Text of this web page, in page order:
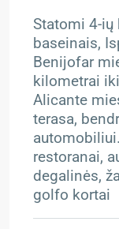
Statomi 4-ių
baseinais,
Benijofar
kilometrai
Alicante
terasa,
restoranai,
degalinės,
golfo kortai